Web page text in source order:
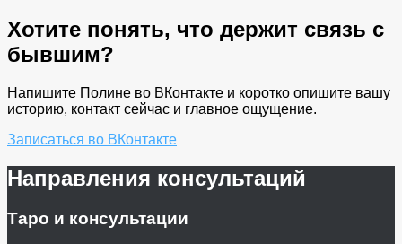
Хотите понять, что держит связь с
бывшим?
Напишите Полине во ВКонтакте и коротко опишите вашу
историю, контакт сейчас и главное ощущение.
Записаться во ВКонтакте
Направления консультаций
Таро и консультации